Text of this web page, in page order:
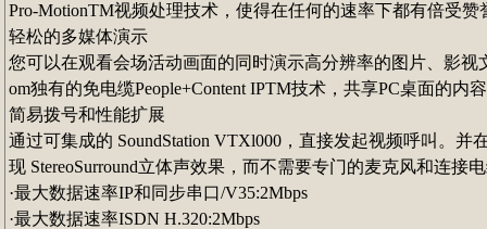
Pro-MotionTM视频处理技术，使得在任何的速率下都有倍受赞
轻松的多媒体演示
您可以在观看会场活动画面的同时演示高分辨率的图片、影视
om独有的免电缆People+Content IPTM技术，共享PC桌面的内容
简易拨号和性能扩展
通过可集成的 SoundStation VTXl000，直接发起视频呼叫。并
现 StereoSurround立体声效果，而不需要专门的麦克风和连接
·最大数据速率IP和同步串口/V35:2Mbps
·最大数据速率ISDN H.320:2Mbps